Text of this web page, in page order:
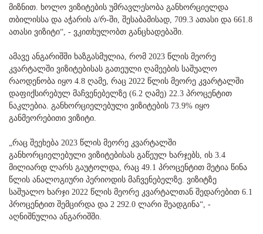
მიზნით. ხოლო ვიზიტების უმრავლესობა განხორციელდა
თბილისსა და აჭარის ა/რ-ში, შესაბამისად, 709.3 ათასი და 661.8
ათასი ვიზიტი“, - ვკითხულობთ განცხადებაში.
ამავე ანგარიშში ხაზგასმულია, რომ 2023 წლის მეორე
კვარტალში ვიზიტებისას გათეული ღამეების საშუალო
რაოდენობა იყო 4.8 ღამე, რაც 2022 წლის მეორე კვარტალში
დაფიქსირებულ მაჩვენებელზე (6.2 ღამე) 22.3 პროცენტით
ნაკლებია. განხორციელებული ვიზიტების 73.9% იყო
განმეორებითი ვიზიტი.
„რაც შეეხება 2023 წლის მეორე კვარტალში
განხორციელებული ვიზიტებისას გაწეულ ხარჯებს, ის 3.4
მილიარდ ლარს გაუტოლდა, რაც 49.1 პროცენტით მეტია წინა
წლის ანალოგიური პერიოდის მაჩვენებელზე. ვიზიტზე
საშუალო ხარჯი 2022 წლის მეორე კვარტალთან შედარებით 6.1
პროცენტით შემცირდა და 2 292.0 ლარი შეადგინა“, -
აღნიშნულია ანგარიშში.